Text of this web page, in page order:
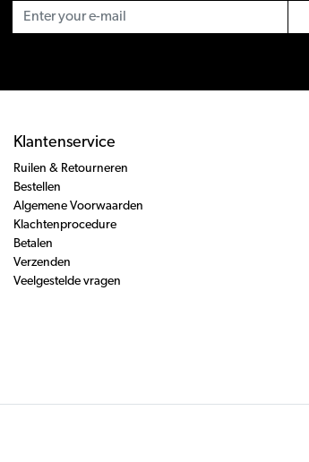
Klantenservice
Ruilen & Retourneren
Bestellen
Algemene Voorwaarden
Klachtenprocedure
Betalen
Verzenden
Veelgestelde vragen